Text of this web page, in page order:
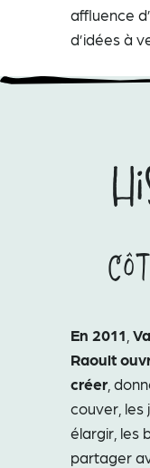
affluence
d’idées à
En 2011 ,
Raoult
créer ,
couver, les
élargir, les
partager